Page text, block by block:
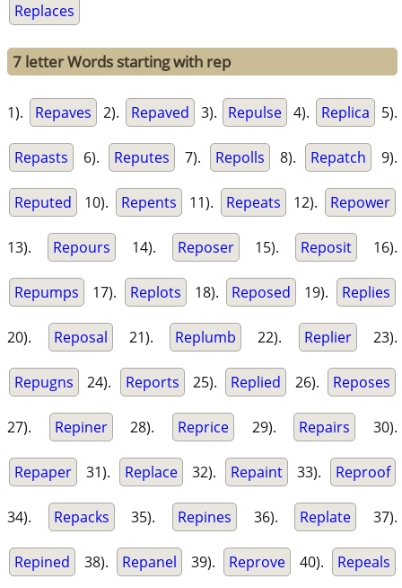
Replaces
7 letter Words starting with rep
1). Repaves 2). Repaved 3). Repulse 4). Replica 5).
Repasts 6). Reputes 7). Repolls 8). Repatch 9).
Reputed 10). Repents 11). Repeats 12). Repower
13). Repours 14). Reposer 15). Reposit 16).
Repumps 17). Replots 18). Reposed 19). Replies
20). Reposal 21). Replumb 22). Replier 23).
Repugns 24). Reports 25). Replied 26). Reposes
27). Repiner 28). Reprice 29). Repairs 30).
Repaper 31). Replace 32). Repaint 33). Reproof
34). Repacks 35). Repines 36). Replate 37).
Repined 38). Repanel 39). Reprove 40). Repeals